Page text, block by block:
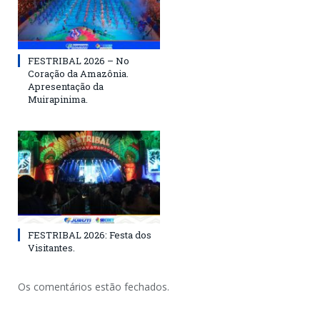
FESTRIBAL 2026 – No
Coração da Amazônia.
Apresentação da
Muirapinima.
FESTRIBAL 2026: Festa dos
Visitantes.
Os comentários estão fechados.